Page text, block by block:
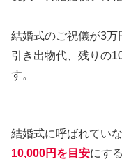
結婚式のご祝儀が3万
引き出物代、残りの
す。
結婚式に呼ばれてい
10,000円を目安にす